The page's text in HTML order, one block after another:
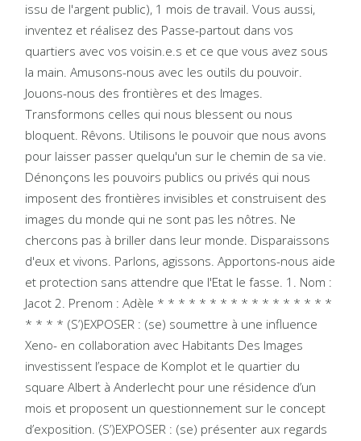
issu de l'argent public), 1 mois de travail. Vous aussi,
inventez et réalisez des Passe-partout dans vos
quartiers avec vos voisin.e.s et ce que vous avez sous
la main. Amusons-nous avec les outils du pouvoir.
Jouons-nous des frontières et des Images.
Transformons celles qui nous blessent ou nous
bloquent. Rêvons. Utilisons le pouvoir que nous avons
pour laisser passer quelqu'un sur le chemin de sa vie.
Dénonçons les pouvoirs publics ou privés qui nous
imposent des frontières invisibles et construisent des
images du monde qui ne sont pas les nôtres. Ne
chercons pas à briller dans leur monde. Disparaissons
d'eux et vivons. Parlons, agissons. Apportons-nous aide
et protection sans attendre que l'Etat le fasse. 1. Nom :
Jacot 2. Prenom : Adèle * * * * * * * * * * * * * * * * *
* * * * (S’)EXPOSER : (se) soumettre à une influence
Xeno- en collaboration avec Habitants Des Images
investissent l’espace de Komplot et le quartier du
square Albert à Anderlecht pour une résidence d’un
mois et proposent un questionnement sur le concept
d’exposition. (S’)EXPOSER : (se) présenter aux regards